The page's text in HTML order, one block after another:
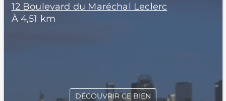
12 Boulevard du Maréchal Leclerc
À 4,51 km
DÉCOUVRIR CE BIEN